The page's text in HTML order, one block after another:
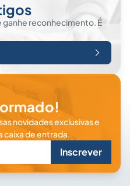
reconhecimento. É
novidades exclusivas e
de entrada.
Inscrever